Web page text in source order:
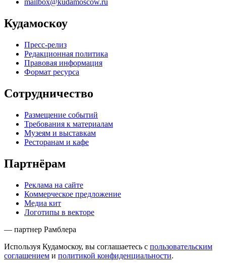
mailbox@kudamoscow.ru
Кудамоскоу
Пресс-релиз
Редакционная политика
Правовая информация
Формат ресурса
Сотрудничество
Размещение событий
Требования к материалам
Музеям и выставкам
Ресторанам и кафе
Партнёрам
Реклама на сайте
Коммерческое предложение
Медиа кит
Логотипы в векторе
— партнер Рамблера
Используя Кудамоскоу, вы соглашаетесь с пользовательским
соглашением и политикой конфиденциальности.